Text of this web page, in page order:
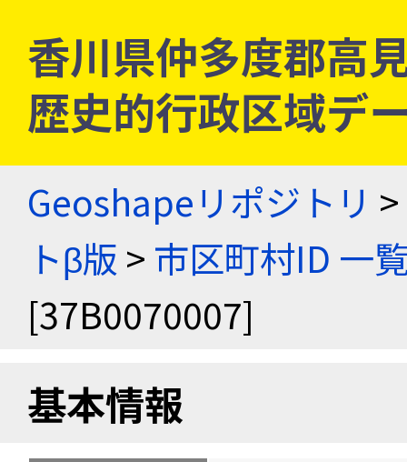
香川県仲多度郡高
歴史的行政区域デ
Geoshapeリポジトリ >
トβ版 > 市区町村ID 一
[37B0070007]
基本情報